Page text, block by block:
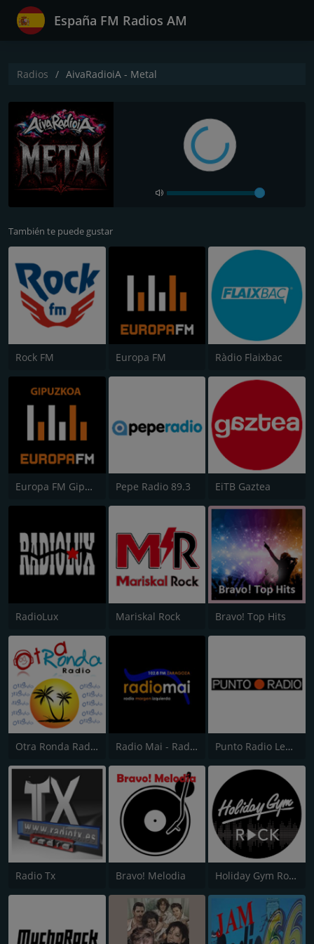
España FM Radios AM
Radios AivaRadioiA - Metal
También te puede gustar
Rock FM Europa FM Ràdio Flaixbac
Europa FM Gipuzkoa Pepe Radio 89.3 EiTB Gaztea
RadioLux Mariskal Rock Bravo! Top Hits
Otra Ronda Radio Radio Mai - Radio Margen Izquierda Punto Radio Lebrija 102.9
Radio Tx Bravo! Melodia Holiday Gym Rock